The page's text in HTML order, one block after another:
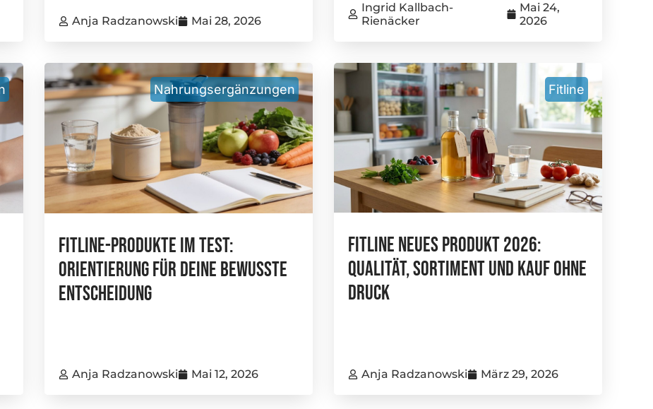
Anja Radzanowski Mai 28, 2026
Ingrid Kallbach-
Rienäcker
Mai 24,
2026
Nahrungsergänzungen
FitLine-Produkte Im Test:
Orientierung Für Deine Bewusste
Entscheidung
Anja Radzanowski Mai 12, 2026
Fitline
FitLine Neues Produkt 2026:
Qualität, Sortiment Und Kauf Ohne
Druck
Anja Radzanowski März 29, 2026